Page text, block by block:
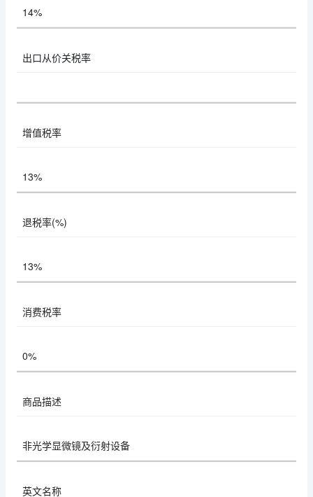
14%
出口从价关税率
增值税率
13%
退税率(%)
13%
消费税率
0%
商品描述
非光学显微镜及衍射设备
英文名称